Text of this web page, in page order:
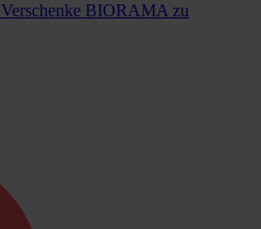
Verschenke BIORAMA zu